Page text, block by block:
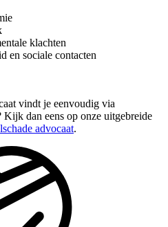
klachten
en sociale contacten
vindt je eenvoudig via
dan eens op onze uitgebreide
advocaat.